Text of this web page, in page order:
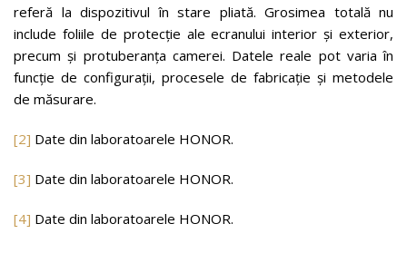
referă la dispozitivul în stare pliată. Grosimea totală nu
include foliile de protecție ale ecranului interior și exterior,
precum și protuberanța camerei. Datele reale pot varia în
funcție de configurații, procesele de fabricație și metodele
de măsurare.
[2] Date din laboratoarele HONOR.
[3] Date din laboratoarele HONOR.
[4] Date din laboratoarele HONOR.